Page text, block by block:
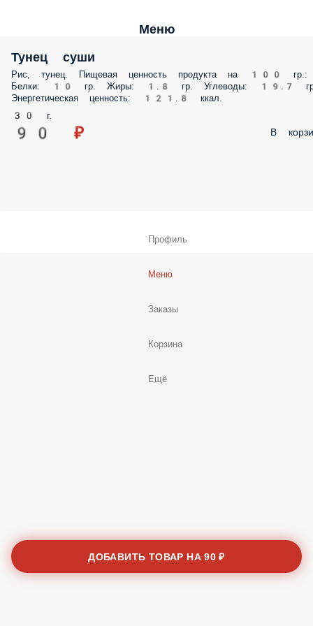
Меню
Тунец суши
Рис, тунец. Пищевая ценность продукта на 100 гр.:
Белки: 10 гр. Жиры: 1.8 гр. Углеводы: 19.7
Энергетическая ценность: 121.8 ккал.
30 г.
90 ₽ В
ДОБАВИТЬ ТОВАР НА90 ₽
Профиль
Меню
Заказы
Корзина
Ещё